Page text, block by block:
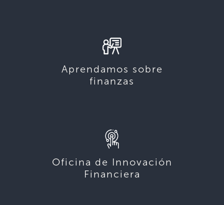
Aprendamos sobre
finanzas
Oficina de Innovación
Financiera